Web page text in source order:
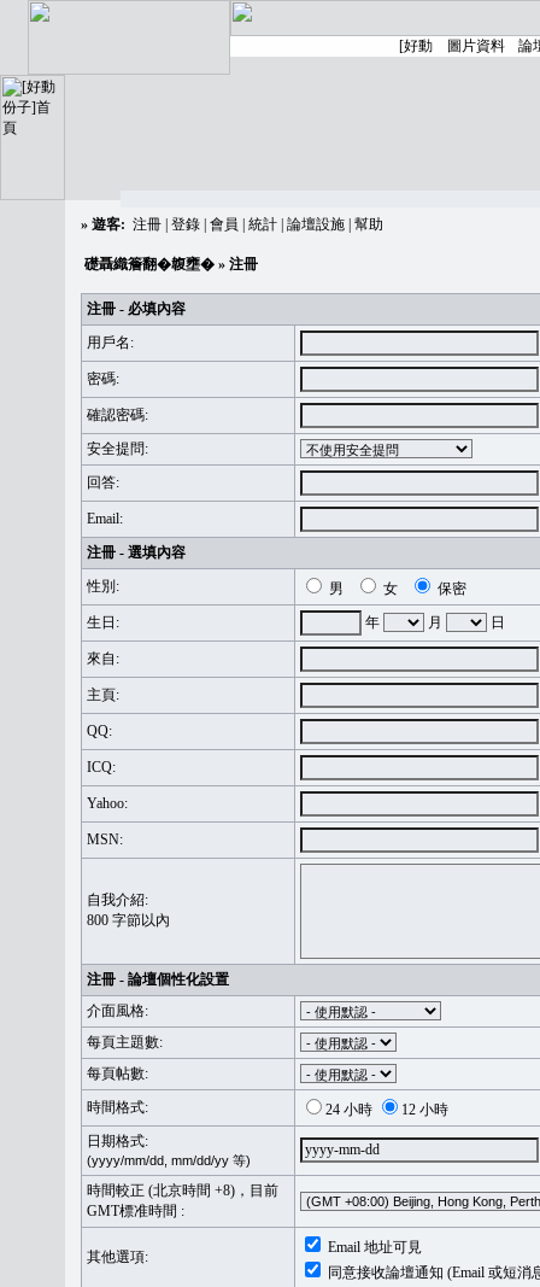
» 遊客: 注冊 登錄 會員 統計 論壇設施 幫助
礎聶織簷翻�䪖壅� » 注冊
注冊 - 必填內容
用戶名:
密碼:
確認密碼:
安全提問:
回答:
Email:
注冊 - 選填內容
性別:
男 女
保密
生日:
年 月 日
來自:
主頁:
QQ:
ICQ:
Yahoo:
MSN:
自我介紹:
800 字節以內
注冊 - 論壇個性化設置
介面風格:
每頁主題數:
每頁帖數:
時間格式:
24 小時
12 小時
日期格式:
(yyyy/mm/dd, mm/dd/yy 等)
時間較正 (北京時間 +8)，目前
GMT標准時間 :
其他選項:
Email 地址可見
同意接收論壇通知 (Email 或短消